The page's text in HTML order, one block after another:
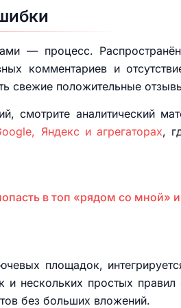
— процесс.
комментариев и
свежие положительные
смотрите аналитический
Яндекс и агрегаторах,
в топ «рядом со мной»
площадок,
и нескольких простых
без больших вложений.